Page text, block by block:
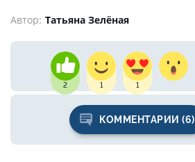
Автор: Татьяна Зелёная
2 1 1
КОММЕНТАРИИ (6)